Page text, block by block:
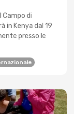
Campo di
in Kenya dal 19
presso le